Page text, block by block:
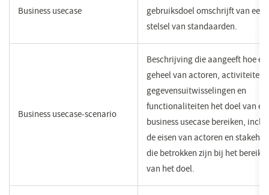
Business usecase
gebruiksdoel omschrijft van een
stelsel van standaarden.
Business usecase-scenario
Beschrijving die aangeeft hoe
geheel van actoren, activiteiten,
gegevensuitwisselingen en
functionaliteiten het doel van
business usecase bereiken,
de eisen van actoren en
die betrokken zijn bij het
van het doel.